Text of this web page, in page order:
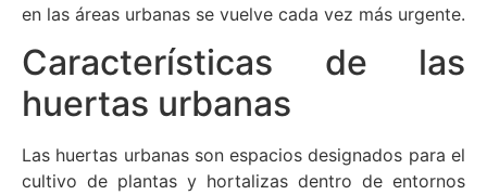
en las áreas urbanas se vuelve cada vez más urgente.
Características de las
huertas urbanas
Las huertas urbanas son espacios designados para el
cultivo de plantas y hortalizas dentro de entornos